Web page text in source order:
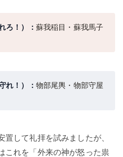
ろ！）： 蘇我稲目・蘇我馬子
れ！）： 物部尾輿・物部守屋
置して礼拝を試みましたが、
これを「外来の神が怒った祟